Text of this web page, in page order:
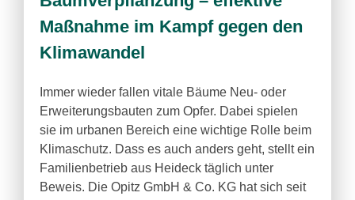
Maßnahme im Kampf gegen den
Klimawandel
Immer wieder fallen vitale Bäume Neu- oder
Erweiterungsbauten zum Opfer. Dabei spielen
sie im urbanen Bereich eine wichtige Rolle beim
Klimaschutz. Dass es auch anders geht, stellt ein
Familienbetrieb aus Heideck täglich unter
Beweis. Die Opitz GmbH & Co. KG hat sich seit